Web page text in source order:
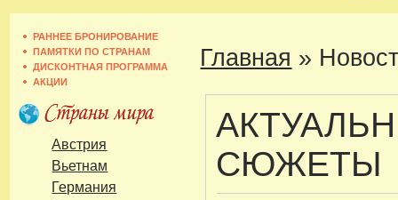
РАННЕЕ БРОНИРОВАНИЕ
ПАМЯТКИ ПО СТРАНАМ
ДИСКОНТНАЯ ПРОГРАММА
АКЦИИ
Австрия
Вьетнам
Германия
Главная »
СЮЖЕТЫ